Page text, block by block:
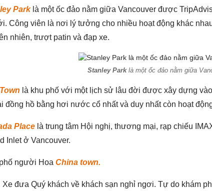
Parklà một ốc đảo nằm giữa Vancouver được
Công viên là nơi lý tưởng cho nhiều hoạt động khác
nhiên, trượt patin và đạp xe.
Stanley Parklà một ốc đảo nằm giữa
là khu phố với một lịch sử lâu đời được xây dựng
đồng hồ bằng hơi nước cổ nhất và duy nhất còn hoạt
Placelà trung tâm Hội nghị, thương mại, rạp chiếu
Inlet ở Vancouver.
người Hoa China town.
Xe đưa Quý khách về khách sạn nghỉ ngơi. Tự do khám